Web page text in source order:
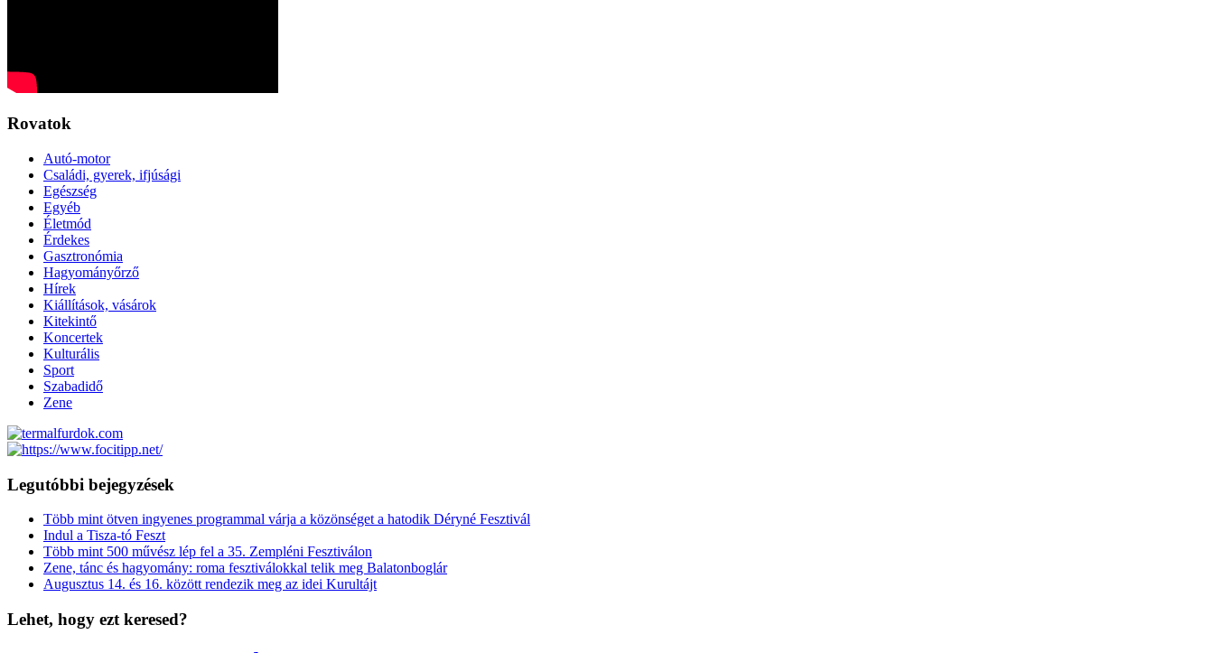
Rovatok
Autó-motor
Családi, gyerek, ifjúsági
Egészség
Egyéb
Életmód
Érdekes
Gasztronómia
Hagyományőrző
Hírek
Kiállítások, vásárok
Kitekintő
Koncertek
Kulturális
Sport
Szabadidő
Zene
Legutóbbi bejegyzések
Több mint ötven ingyenes programmal várja a közönséget a hatodik Déryné Fesztivál
Indul a Tisza-tó Feszt
Több mint 500 művész lép fel a 35. Zempléni Fesztiválon
Zene, tánc és hagyomány: roma fesztiválokkal telik meg Balatonboglár
Augusztus 14. és 16. között rendezik meg az idei Kurultájt
Lehet, hogy ezt keresed?